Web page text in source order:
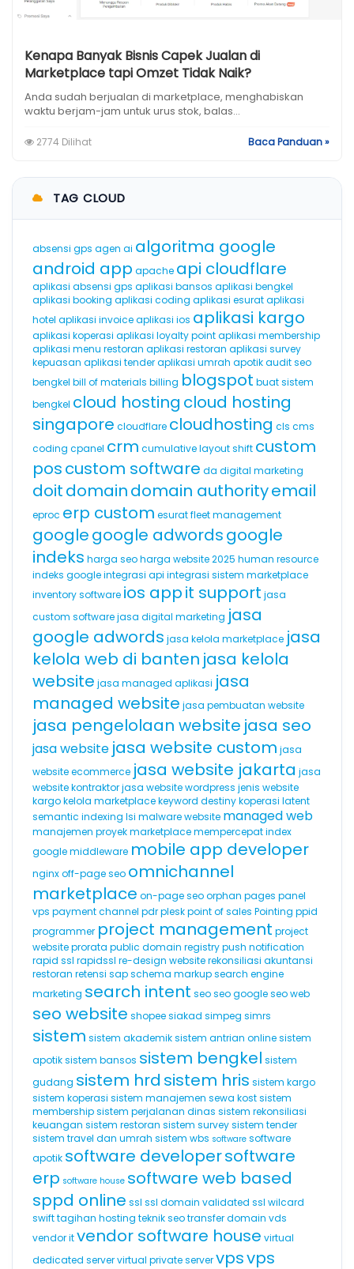
Kenapa Banyak Bisnis Capek Jualan di
Marketplace tapi Omzet Tidak Naik?
Anda sudah berjualan di marketplace, menghabiskan
waktu berjam-jam untuk urus stok, balas...
2774 Dilihat Baca Panduan »
TAG CLOUD
absensi gps agen ai algoritma google
android app apache api cloudflare
aplikasi absensi gps aplikasi bansos aplikasi bengkel
aplikasi booking aplikasi coding aplikasi esurataplikasi
hotel aplikasi invoiceaplikasi ios aplikasi kargo
aplikasi koperasi aplikasi loyalty pointaplikasi membership
aplikasi menu restoran aplikasi restoran aplikasi survey
kepuasan aplikasi tenderaplikasi umrah apotikaudit seo
bengkel bill of materials billing blogspot buat sistem
bengkel cloud hosting cloud hosting
singapore cloudflare cloudhosting cls cms
coding cpanel crm cumulative layout shift custom
poscustom software da digital marketing
doitdomaindomain authorityemail
eproc erp custom esuratfleet management
googlegoogle adwordsgoogle
indeks harga seoharga website 2025 human resource
indeks googleintegrasi api integrasi sistem marketplace
inventory software ios appit support jasa
custom softwarejasa digital marketing jasa
google adwords jasa kelola marketplace jasa
kelola web di banten jasa kelola
website jasa managed aplikasi jasa
managed website jasa pembuatan website
jasa pengelolaan website jasa seo
jasa website jasa website custom jasa
website ecommerce jasa website jakarta jasa
website kontraktorjasa website wordpress jenis website
kargokelola marketplacekeyword destinykoperasi latent
semantic indexing lsi malware website managed web
manajemen proyekmarketplacemempercepat index
googlemiddleware mobile app developer
nginxoff-page seo omnichannel
marketplace on-page seoorphan pages panel
vps payment channel pdrpleskpoint of sales Pointing ppid
programmer project management project
websiteprorata public domain registrypush notification
rapid ssl rapidssl re-design websiterekonsiliasi akuntansi
restoran retensi sapschema markupsearch engine
marketing search intent seoseo googleseo web
seo website shopeesiakad simpeg simrs
sistem sistem akademiksistem antrian onlinesistem
apotiksistem bansos sistem bengkel sistem
gudang sistem hrd sistem hris sistem kargo
sistem koperasi sistem manajemen sewa kostsistem
membershipsistem perjalanan dinas sistem rekonsiliasi
keuangan sistem restoran sistem surveysistem tender
sistem travel dan umrah sistem wbs software software
apotik software developersoftware
erp software house software web based
sppd online ssl ssl domain validated ssl wilcard
swifttagihan hosting teknik seotransfer domain vds
vendor itvendor software house virtual
dedicated servervirtual private servervpsvps